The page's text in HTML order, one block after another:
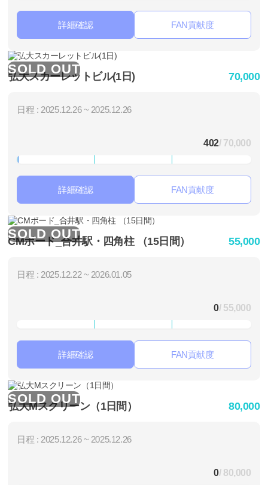
詳細確認 FAN貢献度
SOLD OUT
弘大スカーレットビル(1日) 70,000
日程 : 2025.12.26 ~ 2025.12.26
402/ 70,000
詳細確認 FAN貢献度
SOLD OUT
CMボード_合井駅・四角柱 （15日間） 55,000
日程 : 2025.12.22 ~ 2026.01.05
0/ 55,000
詳細確認 FAN貢献度
SOLD OUT
弘大Mスクリーン（1日間） 80,000
日程 : 2025.12.26 ~ 2025.12.26
0/ 80,000